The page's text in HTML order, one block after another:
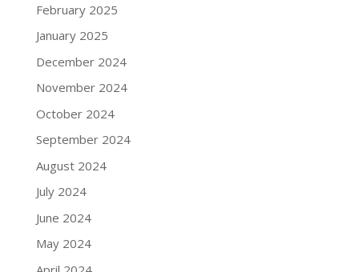
February 2025
January 2025
December 2024
November 2024
October 2024
September 2024
August 2024
July 2024
June 2024
May 2024